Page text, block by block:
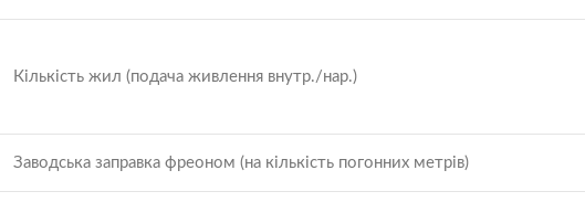
Кількість жил (подача живлення внутр./нар.)
Заводська заправка фреоном (на кількість погонних метрів)